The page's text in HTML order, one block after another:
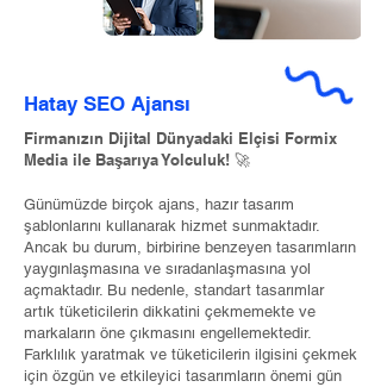
Hatay SEO Ajansı
Firmanızın Dijital Dünyadaki Elçisi Formix
Media ile Başarıya Yolculuk! 🚀
Günümüzde birçok ajans, hazır tasarım
şablonlarını kullanarak hizmet sunmaktadır.
Ancak bu durum, birbirine benzeyen tasarımların
yaygınlaşmasına ve sıradanlaşmasına yol
açmaktadır. Bu nedenle, standart tasarımlar
artık tüketicilerin dikkatini çekmemekte ve
markaların öne çıkmasını engellemektedir.
Farklılık yaratmak ve tüketicilerin ilgisini çekmek
için özgün ve etkileyici tasarımların önemi gün